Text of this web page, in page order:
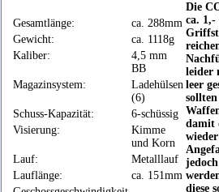
Gesamtlänge:
ca. 288mm
Gewicht:
ca. 1118g
Kaliber:
4,5 mm
BB
Magazinsystem:
Ladehülsen
(6)
Schuss-Kapazität:
6-schüssig
Visierung:
Kimme
und Korn
Lauf:
Metalllauf
Lauflänge:
ca. 151mm
Die
ca.
leider
leer
damit
diese